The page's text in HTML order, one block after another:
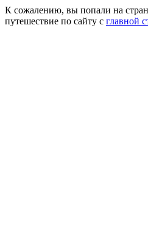
К сожалению, вы попали на
путешествие по сайту с главной